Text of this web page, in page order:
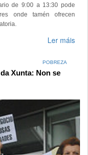
de 9:00 a 13:30 pode
onde tamén ofrecen
Ler máis
POBREZA
Xunta: Non se